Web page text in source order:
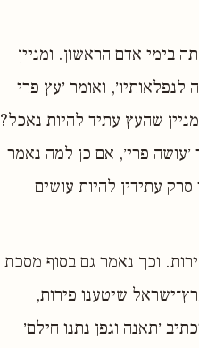
אדם הראשון. ומניין
ואומר ׳עץ פרי
שהעץ עתיד להיות נאכל?
פרי׳, אם כן למה נאמר
עתידין להיות עושים
וכך נאמר גם בסוף מסכת
שיטענו פירות,
׳תאנה וגפן נתנו חילם׳